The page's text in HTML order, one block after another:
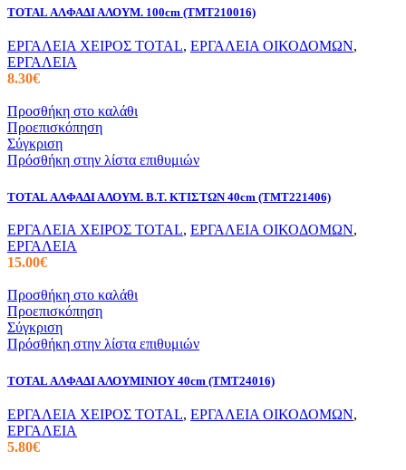
TOTAL ΑΛΦΑΔΙ ΑΛΟΥΜ. 100cm (TMT210016)
ΕΡΓΑΛΕΙΑ ΧΕΙΡΟΣ TOTAL, ΕΡΓΑΛΕΙΑ ΟΙΚΟΔΟΜΩΝ,
ΕΡΓΑΛΕΙΑ
8.30€
Προσθήκη στο καλάθι
Προεπισκόπηση
Σύγκριση
Πρόσθήκη στην λίστα επιθυμιών
TOTAL ΑΛΦΑΔΙ ΑΛΟΥΜ. Β.Τ. ΚΤΙΣΤΩΝ 40cm (TMT221406)
ΕΡΓΑΛΕΙΑ ΧΕΙΡΟΣ TOTAL, ΕΡΓΑΛΕΙΑ ΟΙΚΟΔΟΜΩΝ,
ΕΡΓΑΛΕΙΑ
15.00€
Προσθήκη στο καλάθι
Προεπισκόπηση
Σύγκριση
Πρόσθήκη στην λίστα επιθυμιών
TOTAL ΑΛΦΑΔΙ ΑΛΟΥΜΙΝΙΟΥ 40cm (TMT24016)
ΕΡΓΑΛΕΙΑ ΧΕΙΡΟΣ TOTAL, ΕΡΓΑΛΕΙΑ ΟΙΚΟΔΟΜΩΝ,
ΕΡΓΑΛΕΙΑ
5.80€